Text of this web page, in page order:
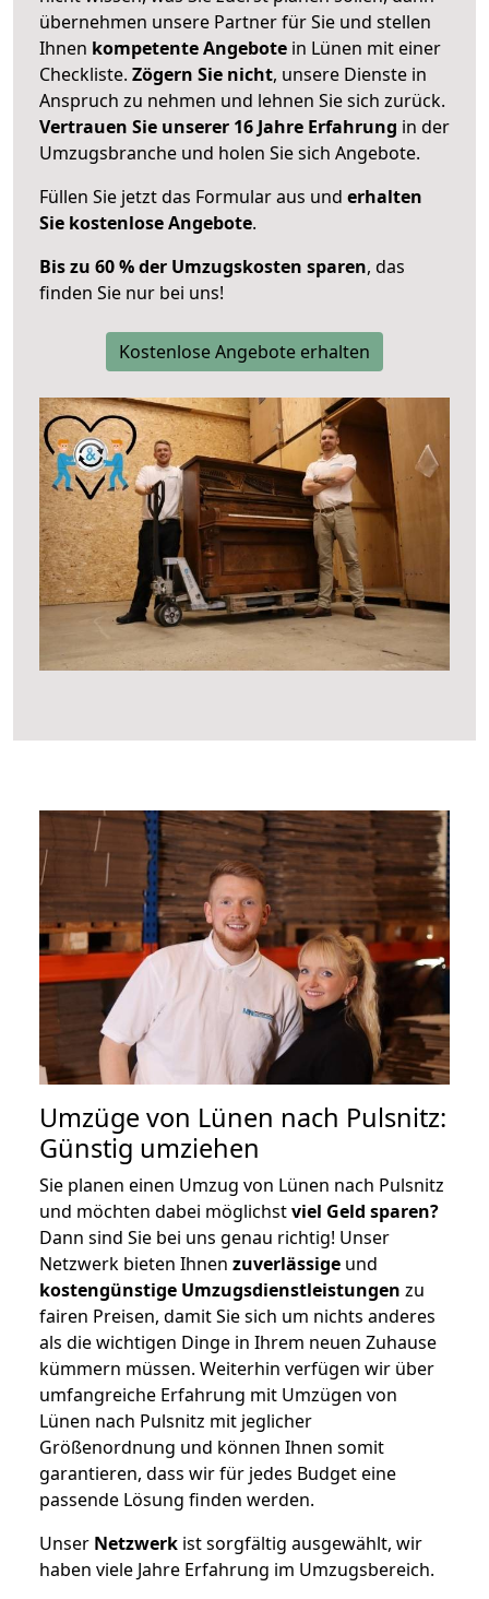
übernehmen unsere Partner für Sie und stellen
Ihnen kompetente Angebote in Lünen mit einer
Checkliste. Zögern Sie nicht, unsere Dienste in
Anspruch zu nehmen und lehnen Sie sich zurück.
Vertrauen Sie unserer 16 Jahre Erfahrung in der
Umzugsbranche und holen Sie sich Angebote.
Füllen Sie jetzt das Formular aus und erhalten
Sie kostenlose Angebote.
Bis zu 60 % der Umzugskosten sparen, das
finden Sie nur bei uns!
Kostenlose Angebote erhalten
Umzüge von Lünen nach Pulsnitz:
Günstig umziehen
Sie planen einen Umzug von Lünen nach Pulsnitz
und möchten dabei möglichstviel Geld sparen?
Dann sind Sie bei uns genau richtig! Unser
Netzwerk bieten Ihnen zuverlässige und
kostengünstige Umzugsdienstleistungen zu
fairen Preisen, damit Sie sich um nichts anderes
als die wichtigen Dinge in Ihrem neuen Zuhause
kümmern müssen. Weiterhin verfügen wir über
umfangreiche Erfahrung mit Umzügen von
Lünen nach Pulsnitz mit jeglicher
Größenordnung und können Ihnen somit
garantieren, dass wir für jedes Budget eine
passende Lösung finden werden.
Unser Netzwerk ist sorgfältig ausgewählt, wir
haben viele Jahre Erfahrung im Umzugsbereich.